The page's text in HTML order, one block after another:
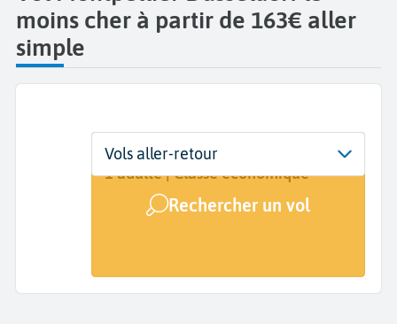
moins cher à partir de 163€ aller
simple
Départ
Montpellier (MPL)
Dates
Dates de votre voyage
Voyageurs | Classe
1 adulte | Classe économique
Rechercher un vol
Vols aller-retour